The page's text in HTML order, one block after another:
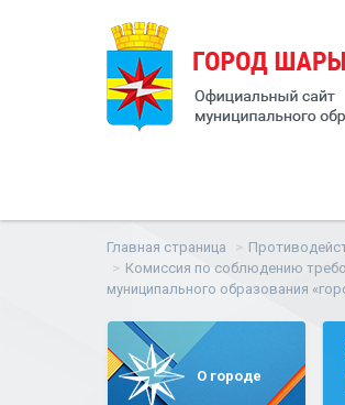
Главная страница
Комиссия по соблюдению
муниципального образования
О городе